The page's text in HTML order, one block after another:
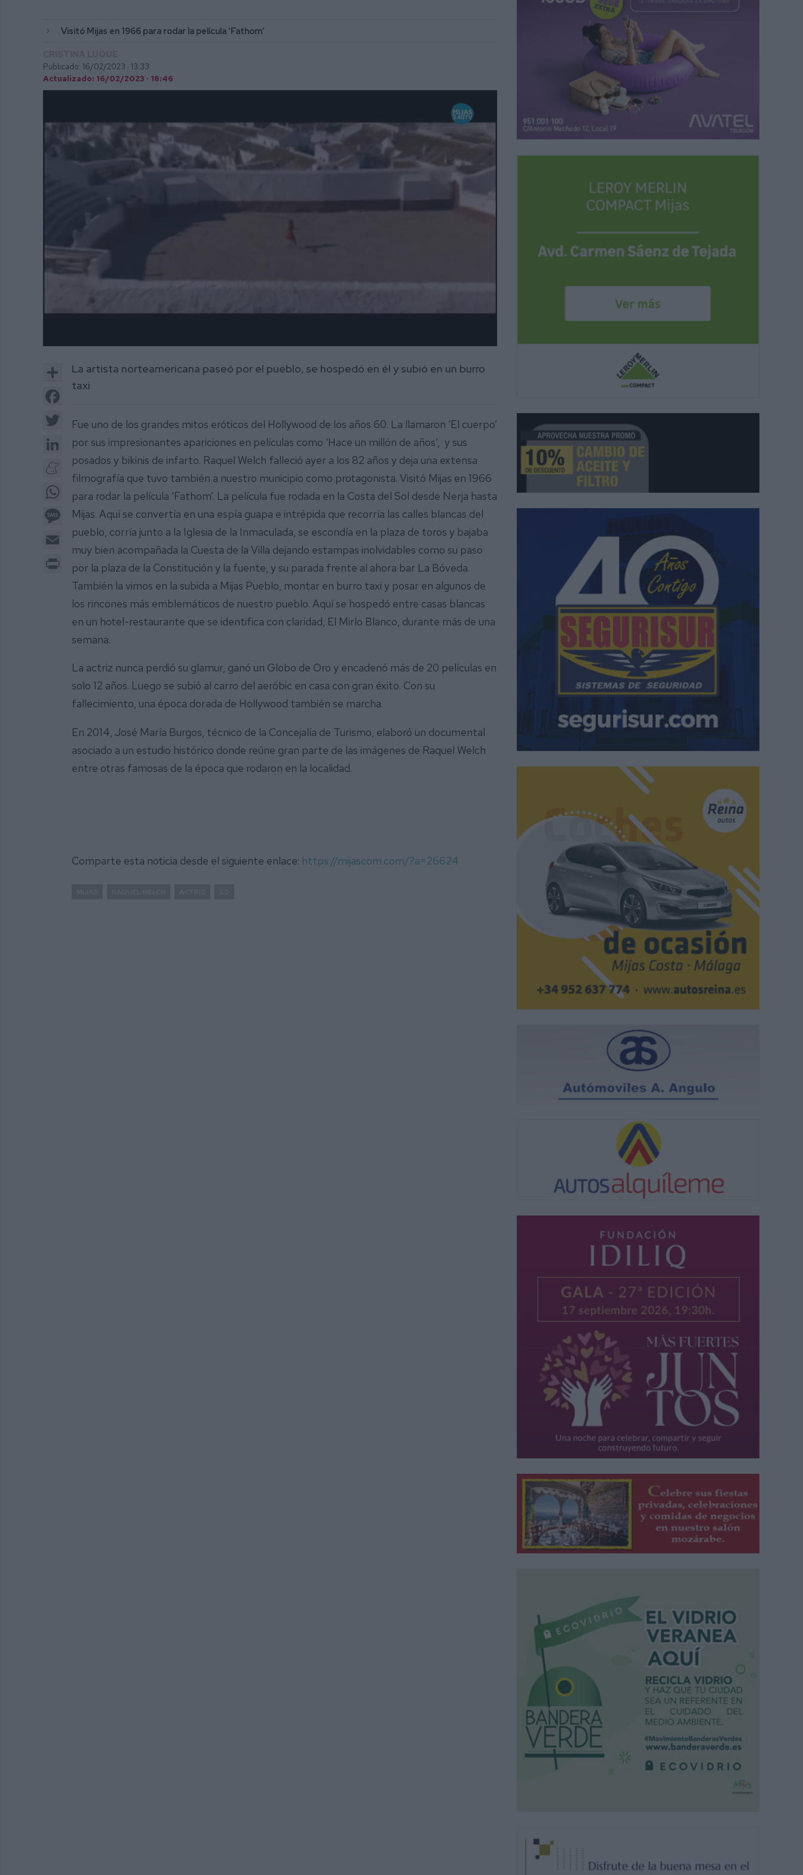
Visitó Mijas en 1966 para rodar la película ‘Fathom’
Publicado: 16/02/2023 · 13:33
Actualizado: 16/02/2023 · 18:46
1
minute,
10
seconds
Share
Facebook
LinkedIn
Meneame
WhatsApp
Message
Email
La artista norteamericana paseó por el pueblo, se hospedó en él y subió en un burro
taxi
Fue uno de los grandes mitos eróticos del Hollywood de los años 60. La llamaron ‘El cuerpo’
por sus impresionantes apariciones en películas como ‘Hace un millón de años’, y sus
posados y bikinis de infarto. Raquel Welch falleció ayer a los 82 años y deja una extensa
filmografía que tuvo también a nuestro municipio como protagonista. Visitó Mijas en 1966
para rodar la película ‘Fathom’. La película fue rodada en la Costa del Sol desde Nerja hasta
Mijas. Aquí se convertía en una espía guapa e intrépida que recorría las calles blancas del
pueblo, corría junto a la Iglesia de la Inmaculada, se escondía en la plaza de toros y bajaba
muy bien acompañada la Cuesta de la Villa dejando estampas inolvidables como su paso
por la plaza de la Constitución y la fuente, y su parada frente al ahora bar La Bóveda.
También la vimos en la subida a Mijas Pueblo, montar en burro taxi y posar en algunos de
los rincones más emblemáticos de nuestro pueblo. Aquí se hospedó entre casas blancas
en un hotel-restaurante que se identifica con claridad, El Mirlo Blanco, durante más de una
semana.
La actriz nunca perdió su glamur, ganó un Globo de Oro y encadenó más de 20 películas en
solo 12 años. Luego se subió al carro del aeróbic en casa con gran éxito. Con su
fallecimiento, una época dorada de Hollywood también se marcha.
En 2014, José María Burgos, técnico de la Concejalía de Turismo, elaboró un documental
asociado a un estudio histórico donde reúne gran parte de las imágenes de Raquel Welch
entre otras famosas de la época que rodaron en la localidad.
Comparte esta noticia desde el siguiente enlace: https://mijascom.com/?a=26624